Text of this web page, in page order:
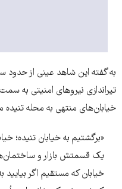
تیراندازی نیروهای امنیتی به
خیابان‌های منتهی به محله تنیده
«برگشتیم به خیابان تنیده؛
یک قسمتش بازار و
خیابان که مستقیم اگر